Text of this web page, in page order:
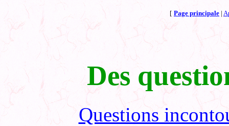
[ Page principale |
Des
Questions